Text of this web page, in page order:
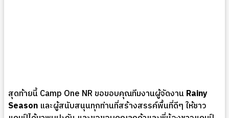
สุดท้ายนี้ Camp One NR ขอขอบคุณทีมงานผู้จัดงานRainy
Season และผู้สนับสนุนทุกท่านที่สร้างสรรค์พื้นที่ดีๆ ให้ชาว